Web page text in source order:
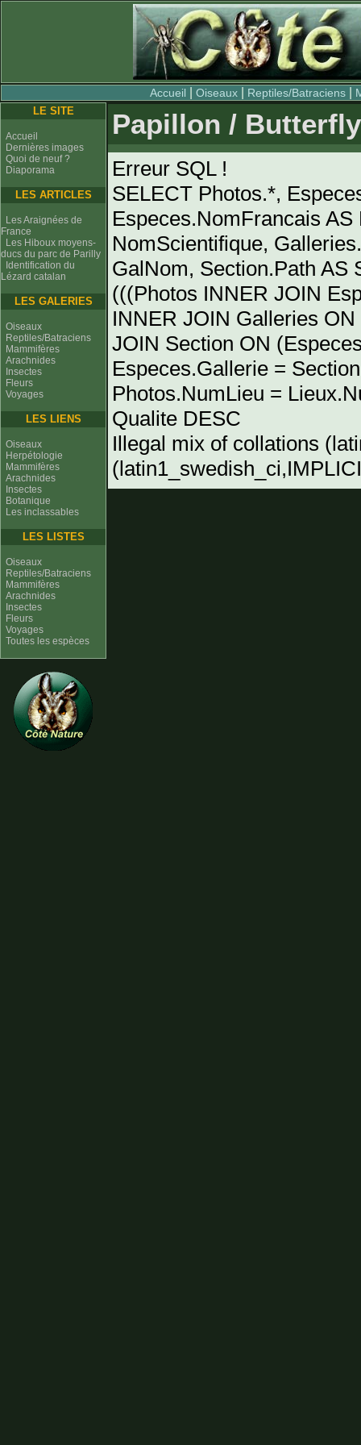
Accueil |Oiseaux Reptiles/Batraciens
LE SITE
Accueil
Dernières images
Quoi de neuf ?
Diaporama
LES ARTICLES
Les Araignées de
France
Les Hiboux moyens-
ducs du parc de Parilly
Identification du
Lézard catalan
LES GALERIES
Oiseaux
Reptiles/Batraciens
Mammifères
Arachnides
Insectes
Fleurs
Voyages
LES LIENS
Oiseaux
Herpétologie
Mammifères
Arachnides
Insectes
Botanique
Les inclassables
LES LISTES
Oiseaux
Reptiles/Batraciens
Mammifères
Arachnides
Insectes
Fleurs
Voyages
Toutes les espèces
Papillon /
Erreur SQL !
SELECT Photos.*,
Especes.NomFrancais
NomScientifique,
GalNom, Section.Path AS
(((Photos INNER JOIN
INNER JOIN Galleries
JOIN Section ON
Especes.Gallerie =
Photos.NumLieu =
Qualite DESC
Illegal mix of collations